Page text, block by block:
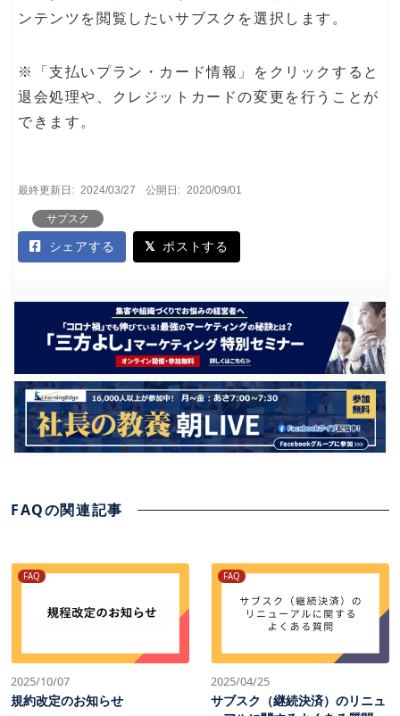
ンテンツを閲覧したいサブスクを選択します。
※「支払いプラン・カード情報」をクリックすると
退会処理や、クレジットカードの変更を行うことが
できます。
最終更新日: 2024/03/27 公開日: 2020/09/01
サブスク
シェアする ポストする
FAQの関連記事
FAQ
2025/10/07
規約改定のお知らせ
FAQ
2025/04/25
サブスク（継続決済）のリニュ